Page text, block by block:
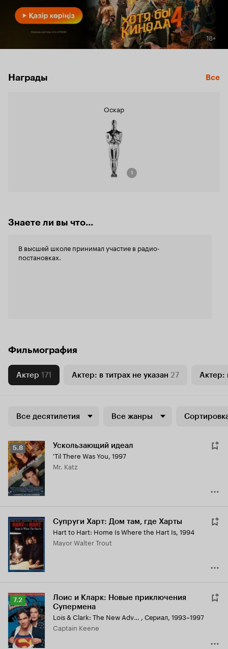
Награды Все
Оскар
1
Знаете ли вы что...
В высшей школе принимал участие в радио-
постановках.
Фильмография
Актер 171 Актер: в титрах не указан 27 Актер:
Все десятилетия Все жанры
Рейтинг
Кинопоиска
5.8
5.8 Ускользающий идеал
'Til There Was You, 1997
Mr. Katz
Супруги Харт: Дом там, где Харты
Hart to Hart: Home Is Where the Hart Is, 1994
Mayor Walter Trout
Рейтинг
Кинопоиска
7.2
7.2
Лоис и Кларк: Новые приключения
Супермена
Lois & Clark: The New Adventures of Superman , Сериал, 1993–1997
Captain Keene